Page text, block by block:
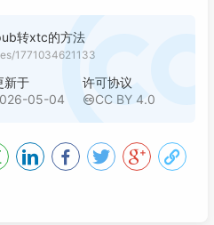
转xtc的方法
1771034621133
新于
05-04
许可协议
CC BY 4.0